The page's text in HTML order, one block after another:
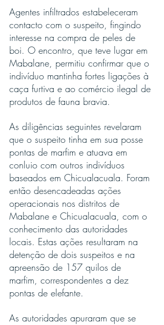
Agentes infiltrados estabeleceram
contacto com o suspeito, fingindo
interesse na compra de peles de
boi. O encontro, que teve lugar em
Mabalane, permitiu confirmar que o
indivíduo mantinha fortes ligações à
caça furtiva e ao comércio ilegal de
produtos de fauna bravia.
As diligências seguintes revelaram
que o suspeito tinha em sua posse
pontas de marfim e atuava em
conluio com outros indivíduos
baseados em Chicualacuala. Foram
então desencadeadas ações
operacionais nos distritos de
Mabalane e Chicualacuala, com o
conhecimento das autoridades
locais. Estas ações resultaram na
detenção de dois suspeitos e na
apreensão de 157 quilos de
marfim, correspondentes a dez
pontas de elefante.
As autoridades apuraram que se